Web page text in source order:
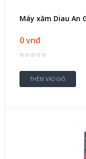
Máy xăm Diau An
0 vnđ